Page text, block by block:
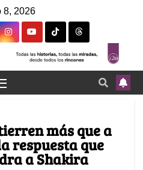
8, 2026
más que a
respuesta que
a Shakira